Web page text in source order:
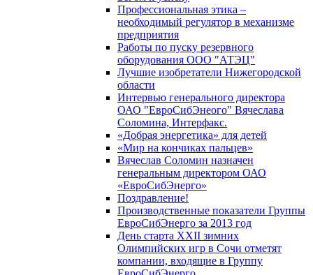
Профессиональная этика –
необходимый регулятор в механизме
предприятия
Работы по пуску резервного
оборудования ООО "АТЭЦ"
Лучшие изобретатели Нижегородской
области
Интервью генерального директора
ОАО "ЕвроСибЭнеого" Вячеслава
Соломина, Интерфакс.
«Добрая энергетика» для детей
«Мир на кончиках пальцев»
Вячеслав Соломин назначен
генеральным директором ОАО
«ЕвроСибЭнерго»
Поздравление!
Производственные показатели Группы
ЕвроСибЭнерго за 2013 год
День старта XXII зимних
Олимпийских игр в Сочи отметят
компании, входящие в Группу